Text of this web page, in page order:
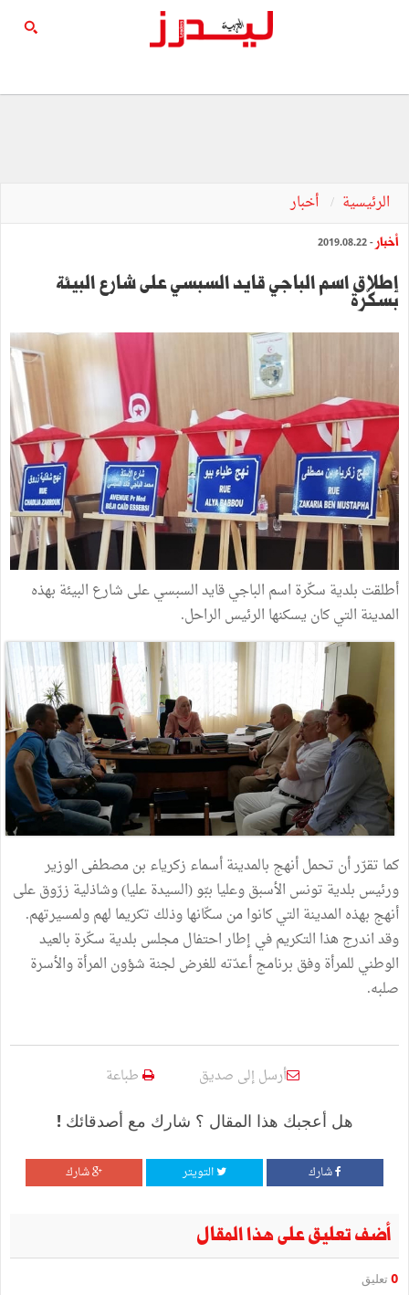
الرئيسية أخبار
أخبار - 2019.08.22
إطلاق اسم الباجي قايد السبسي على شارع البيئة
بسكّرة
أطلقت بلدية سكّرة اسم الباجي قايد السبسي على شارع البيئة بهذه
المدينة التي كان يسكنها الرئيس الراحل.
كما تقرّر أن تحمل أنهج بالمدينة أسماء زكرياء بن مصطفى الوزير
ورئيس بلدية تونس الأسبق وعليا ببّو (السيدة عليا) وشاذلية زرّوق على
أنهج بهذه المدينة التي كانوا من سكّانها وذلك تكريما لهم ولمسيرتهم.
وقد اندرج هذا التكريم في إطار احتفال مجلس بلدية سكّرة بالعيد
الوطني للمرأة وفق برنامج أعدّته للغرض لجنة شؤون المرأة والأسرة
صلبه.
أرسل إلى صديق طباعة
هل أعجبك هذا المقال ؟ شارك مع أصدقائك !
شارك التويتر شارك
أضف تعليق على هذا المقال
0 تعليق